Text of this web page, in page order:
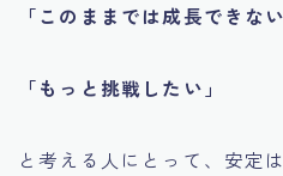
「このままでは成長できない
「もっと挑戦したい」
と考える人にとって、安定